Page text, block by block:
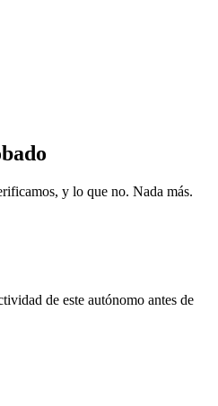
y lo que no. Nada más.
de este autónomo antes de